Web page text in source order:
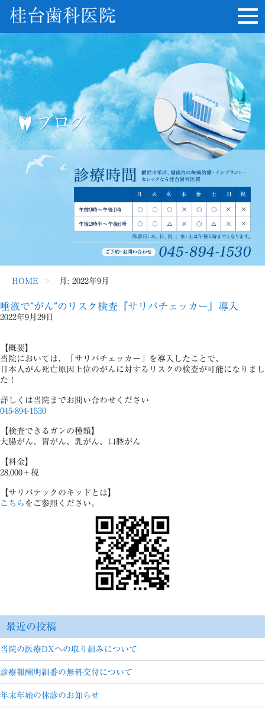
桂台歯科医院
HOME 月: 2022年9月
唾液で”がん”のリスク検査『サリバチェッカー』導入
2022年9月29日
【概要】
当院においては、「サリバチェッカー」を導入したことで、
日本人がん死亡原因上位のがんに対するリスクの検査が可能になりまし
た！
詳しくは当院までお問い合わせください
045-894-1530
【検査できるガンの種類】
大腸がん、胃がん、乳がん、口腔がん
【料金】
28,000＋税
【サリバテックのキッドとは】
こちら をご参照ください。
最近の投稿
当院の医療DXへの取り組みについて
診療報酬明細番の無料交付について
年末年始の休診のお知らせ